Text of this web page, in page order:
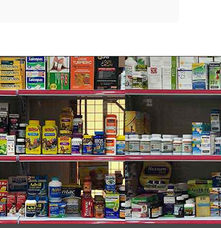
có vấn đề nhiều hơn, bạn nên dùng kèmloại
tối ưu.
là cách bạn bù đắp những thiếu hụt dinh